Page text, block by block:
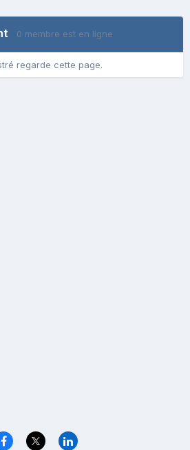
0 membre est en ligne
regarde cette page.